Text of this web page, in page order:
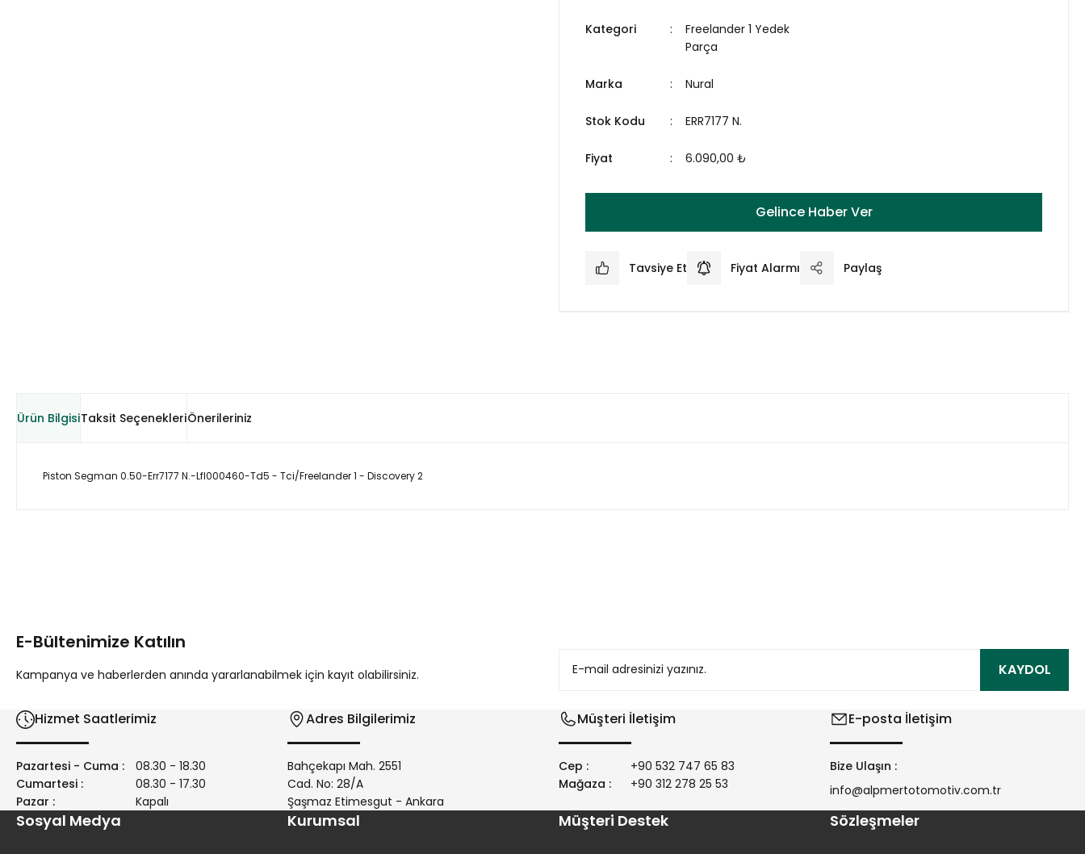
Kategori
Freelander 1 Yedek
Parça
Marka Nural
Stok Kodu ERR7177 N.
Fiyat 6.090,00 ₺
Gelince Haber Ver
Tavsiye Et Fiyat Alarmı Paylaş
Ürün BilgisiTaksit SeçenekleriÖnerileriniz
Piston Segman 0.50-Err7177 N.-Lfl000460-Td5 - Tci/Freelander 1 - Discovery 2
Ürün bilgilerinde hatalar bulunuyor.
E-Bültenimize Katılın
Kampanya ve haberlerden anında yararlanabilmek için kayıt olabilirsiniz. KAYDOL
Hizmet Saatlerimiz
Pazartesi - Cuma :
08.30 - 18.30
Cumartesi :
08.30 - 17.30
Pazar :
Kapalı
Adres Bilgilerimiz
Bahçekapı Mah. 2551
Cad. No: 28/A
Şaşmaz Etimesgut - Ankara
Müşteri İletişim
Cep :
+90 532 747 65 83
Mağaza :
+90 312 278 25 53
E-posta İletişim
Bize Ulaşın :
info@alpmertotomotiv.com.tr
Sosyal Medya Kurumsal Müşteri Destek Sözleşmeler